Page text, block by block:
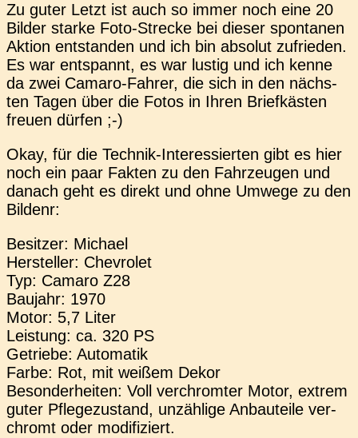
Zu guter Letzt ist auch so immer noch eine 20
Bilder starke Foto-Stre­cke bei dieser spon­ta­nen
Aktion ent­stan­den und ich bin abso­lut zufrie­den.
Es war ent­spannt, es war lustig und ich kenne
da zwei Camaro-Fahrer, die sich in den nächs­
ten Tagen über die Fotos in Ihren Brief­käs­ten
freuen dürfen ;-)
Okay, für die Tech­nik-Inter­es­sier­ten gibt es hier
noch ein paar Fakten zu den Fahr­zeu­gen und
danach geht es direkt und ohne Umwege zu den
Bildenr:
Besit­zer: Micha­el
Her­stel­ler: Che­vro­let
Typ: Camaro Z28
Bau­jahr: 1970
Motor: 5,7 Liter
Leis­tung: ca. 320 PS
Getrie­be: Auto­ma­tik
Farbe: Rot, mit weißem Dekor
Beson­der­hei­ten: Voll ver­chrom­ter Motor, extrem
guter Pfle­ge­zu­stand, unzäh­li­ge Anbau­tei­le ver­
chromt oder modifiziert.